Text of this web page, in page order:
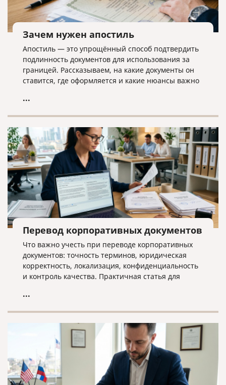
Зачем нужен апостиль
Апостиль — это упрощённый способ подтвердить
подлинность документов для использования за
границей. Рассказываем, на какие документы он
ставится, где оформляется и какие нюансы важно
...
Перевод корпоративных документов
Что важно учесть при переводе корпоративных
документов: точность терминов, юридическая
корректность, локализация, конфиденциальность
и контроль качества. Практичная статья для
...